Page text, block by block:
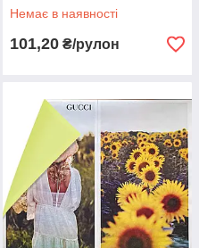
Немає в наявності
101,20 ₴/рулон